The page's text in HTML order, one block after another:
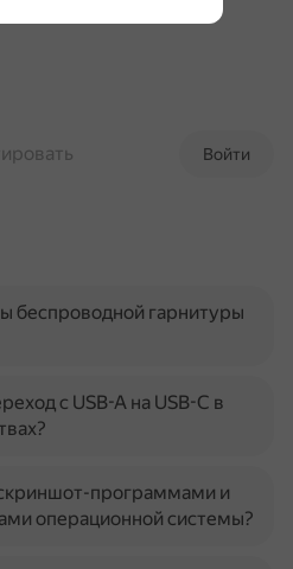
Войти
беспроводной гарнитуры
с USB-A на USB-C в
программами и
операционной системы?